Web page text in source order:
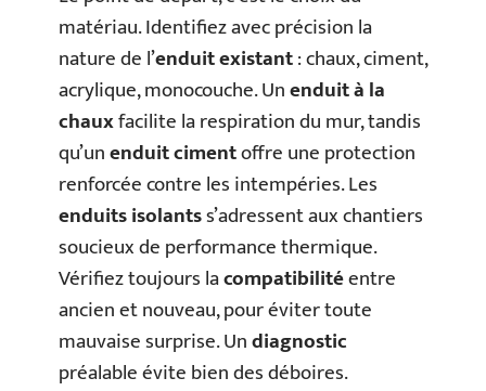
matériau. Identifiez avec précision la
nature de l’enduit existant: chaux, ciment,
acrylique, monocouche. Unenduit à la
chauxfacilite la respiration du mur, tandis
qu’unenduit cimentoffre une protection
renforcée contre les intempéries. Les
enduits isolantss’adressent aux chantiers
soucieux de performance thermique.
Vérifiez toujours lacompatibilitéentre
ancien et nouveau, pour éviter toute
mauvaise surprise. Undiagnostic
préalable évite bien des déboires.